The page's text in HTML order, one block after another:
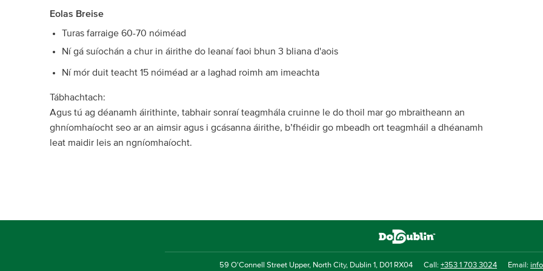
Eolas Breise
Turas farraige 60-70 nóiméad
Ní gá suíochán a chur in áirithe do leanaí faoi bhun 3 bliana d'aois
Ní mór duit teacht 15 nóiméad ar a laghad roimh am imeachta
Tábhachtach:
Agus tú ag déanamh áirithinte, tabhair sonraí teagmhála cruinne le do thoil mar go mbraitheann an
ghníomhaíocht seo ar an aimsir agus i gcásanna áirithe, b’fhéidir go mbeadh ort teagmháil a dhéanamh
leat maidir leis an ngníomhaíocht.
59 O'Connell Street Upper, North City, Dublin 1, D01 RX04 Call: +353 1 703 3024 Email: